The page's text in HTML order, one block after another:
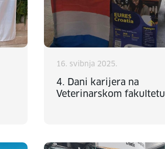
16. svibnja 2025.
4. Dani karijera na
Veterinarskom fakultetu